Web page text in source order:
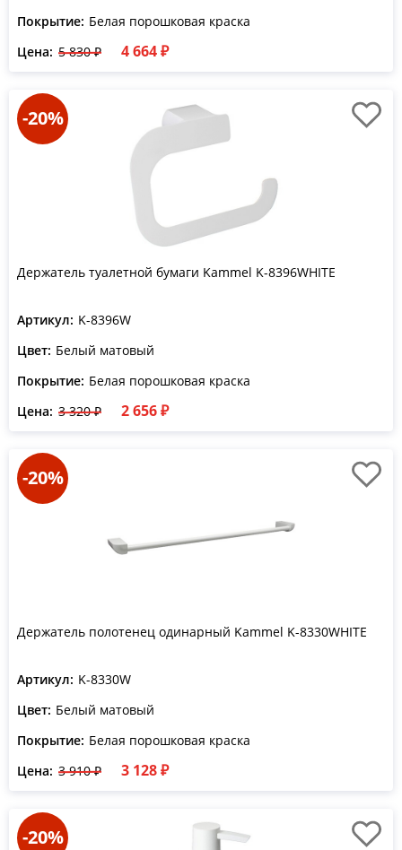
Покрытие: Белая порошковая краска
Цена: 5 830 ₽ 4 664 ₽
-20%
Держатель туалетной бумаги Kammel K-8396WHITE
Артикул: K-8396W
Цвет: Белый матовый
Покрытие: Белая порошковая краска
Цена: 3 320 ₽ 2 656 ₽
-20%
Держатель полотенец одинарный Kammel K-8330WHITE
Артикул: K-8330W
Цвет: Белый матовый
Покрытие: Белая порошковая краска
Цена: 3 910 ₽ 3 128 ₽
-20%